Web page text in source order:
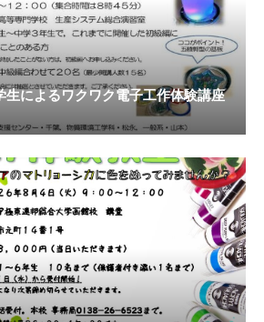
生によるワクワク電子工作体験講座